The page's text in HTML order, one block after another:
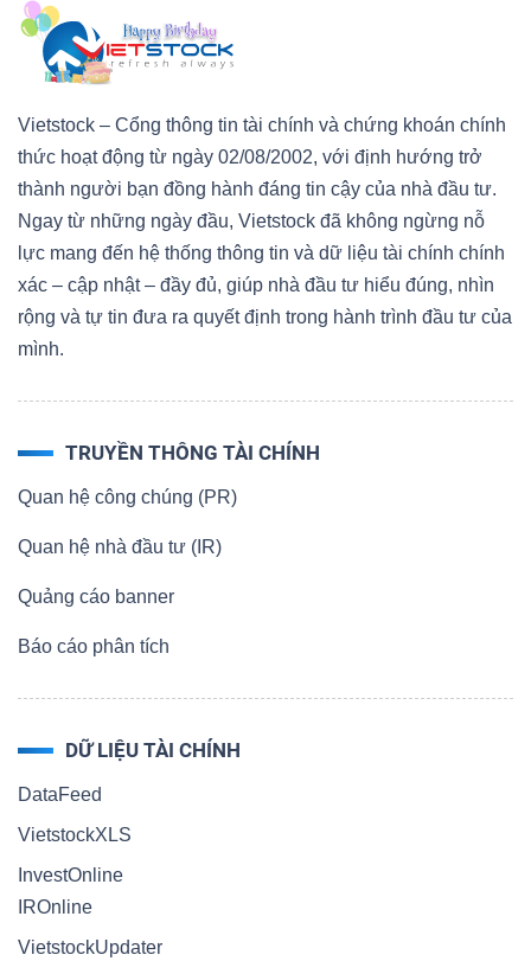
Vietstock – Cổng thông tin tài chính và chứng khoán chính
thức hoạt động từ ngày 02/08/2002, với định hướng trở
thành người bạn đồng hành đáng tin cậy của nhà đầu tư.
Ngay từ những ngày đầu, Vietstock đã không ngừng nỗ
lực mang đến hệ thống thông tin và dữ liệu tài chính chính
xác – cập nhật – đầy đủ, giúp nhà đầu tư hiểu đúng, nhìn
rộng và tự tin đưa ra quyết định trong hành trình đầu tư của
mình.
TRUYỀN THÔNG TÀI CHÍNH
Quan hệ công chúng (PR)
Quan hệ nhà đầu tư (IR)
Quảng cáo banner
Báo cáo phân tích
DỮ LIỆU TÀI CHÍNH
DataFeed
VietstockXLS
InvestOnline
IROnline
VietstockUpdater